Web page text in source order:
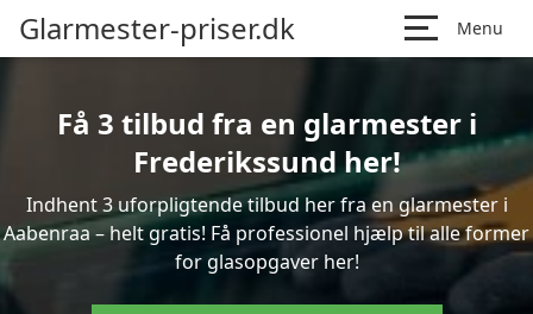
Glarmester-priser.dk Menu
Få 3 tilbud fra en glarmester i
Frederikssund her!
Indhent 3 uforpligtende tilbud her fra en glarmester i
Aabenraa – helt gratis! Få professionel hjælp til alle former
for glasopgaver her!